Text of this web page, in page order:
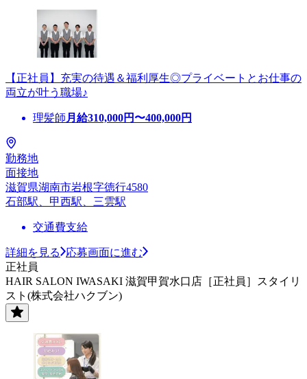
【正社員】充実の待遇＆福利厚生◎プライベートとお仕事の
両立が叶う職場♪
理髪師 月給310,000円〜400,000円
勤務地
面接地
滋賀県湖南市岩根字徳行4580
石部駅、甲西駅、三雲駅
交通費支給
詳細を見る
応募画面に進む
正社員
HAIR SALON IWASAKI 滋賀甲賀水口店［正社員］スタイリ
スト(株式会社ハクブン)